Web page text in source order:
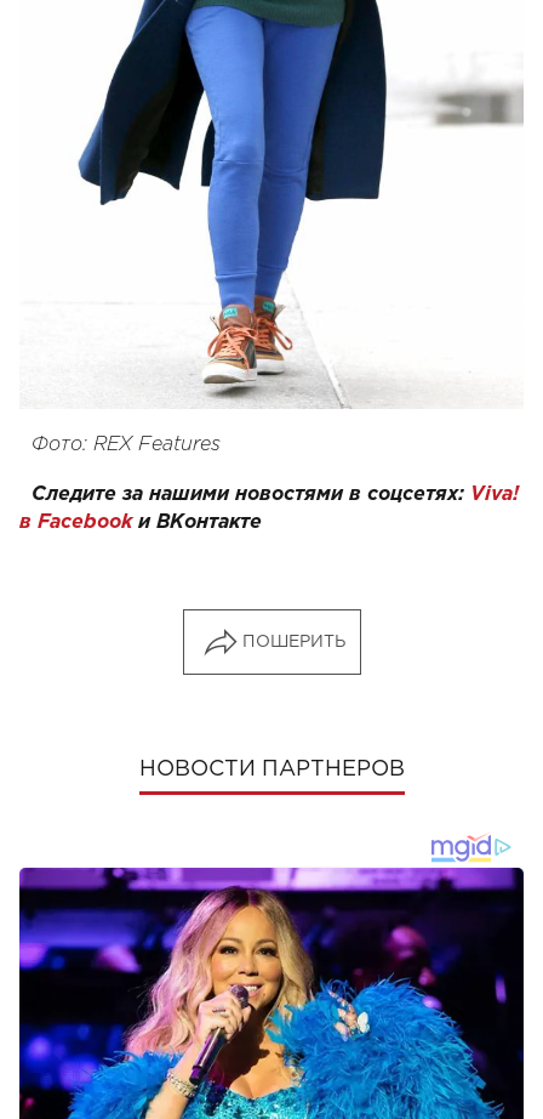
Фото: REX Features
Следите за нашими новостями в соцсетях: Viva!
в Facebookи ВКонтакте
ПОШЕРИТЬ
НОВОСТИ ПАРТНЕРОВ